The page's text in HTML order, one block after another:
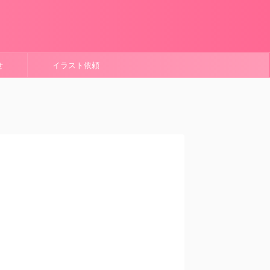
イラスト依頼